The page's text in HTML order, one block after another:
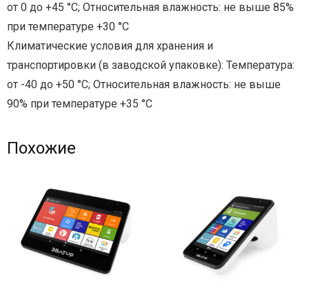
от 0 до +45 °С; Относительная влажность: не выше 85%
при температуре +30 °С
Климатические условия для хранения и
транспортировки (в заводской упаковке): Температура:
от -40 до +50 °С; Относительная влажность: не выше
90% при температуре +35 °С
Похожие